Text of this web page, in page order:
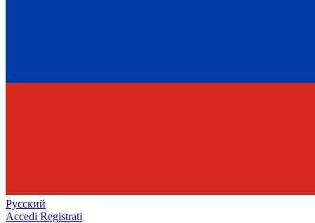
Русский
Accedi Registrati